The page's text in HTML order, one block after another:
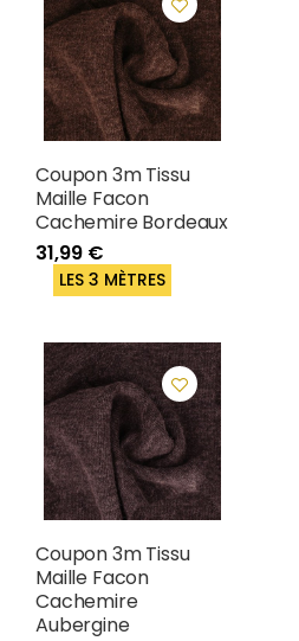
Coupon 3m Tissu
Maille Facon
Cachemire Bordeaux
31,99 €
LES 3 MÈTRES
Coupon 3m Tissu
Maille Facon
Cachemire
Aubergine